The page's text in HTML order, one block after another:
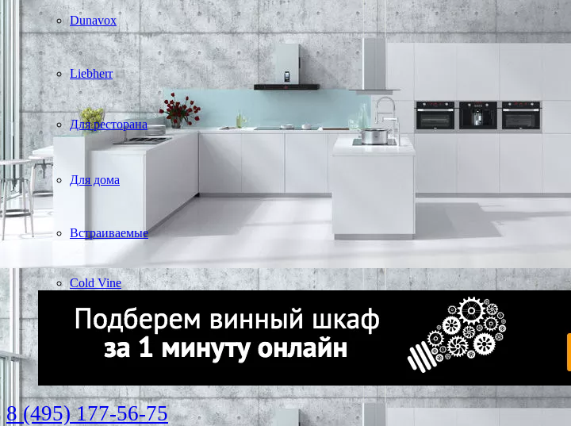
Dunavox
Liebherr
Для ресторана
Для дома
Встраиваемые
Cold Vine
8 (495) 177-56-75